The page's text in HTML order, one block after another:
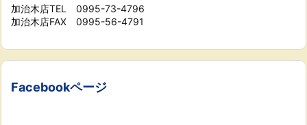
加治木店TEL 0995-73-4796
加治木店FAX 0995-56-4791
Facebookページ